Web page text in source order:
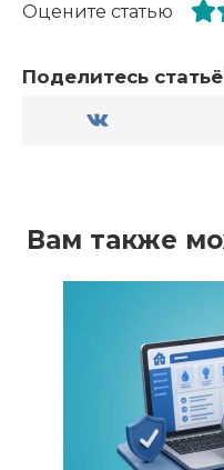
Оцените статью
Поделитесь
Вам также